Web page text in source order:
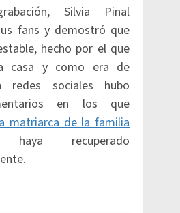
Silvia Pinal
fans y demostró que
hecho por el que
casa y como era de
redes sociales hubo
en los que
matriarca de la familia
recuperado